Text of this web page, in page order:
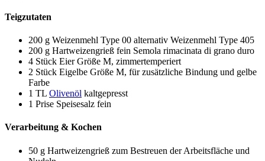
Teigzutaten
200 g Weizenmehl Type 00 alternativ Weizenmehl Type 405
200 g Hartweizengrieß fein Semola rimacinata di grano duro
4 Stück Eier Größe M, zimmertemperiert
2 Stück Eigelbe Größe M, für zusätzliche Bindung und gelbe
Farbe
1 TL Olivenöl kaltgepresst
1 Prise Speisesalz fein
Verarbeitung & Kochen
50 g Hartweizengrieß zum Bestreuen der Arbeitsfläche und